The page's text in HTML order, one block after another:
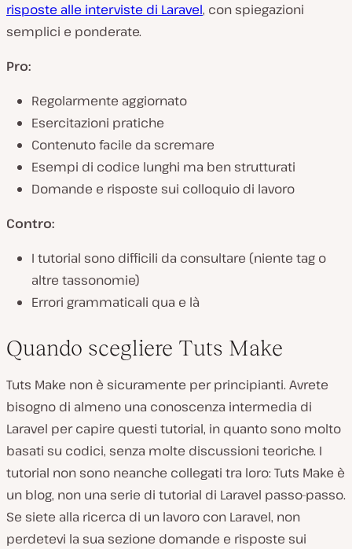
risposte alle interviste di Laravel, con spiegazioni
semplici e ponderate.
Pro:
Regolarmente aggiornato
Esercitazioni pratiche
Contenuto facile da scremare
Esempi di codice lunghi ma ben strutturati
Domande e risposte sui colloquio di lavoro
Contro:
I tutorial sono difficili da consultare (niente tag o
altre tassonomie)
Errori grammaticali qua e là
Quando scegliere Tuts Make
Tuts Make non è sicuramente per principianti. Avrete
bisogno di almeno una conoscenza intermedia di
Laravel per capire questi tutorial, in quanto sono molto
basati su codici, senza molte discussioni teoriche. I
tutorial non sono neanche collegati tra loro: Tuts Make è
un blog, non una serie di tutorial di Laravel passo-passo.
Se siete alla ricerca di un lavoro con Laravel, non
perdetevi la sua sezione domande e risposte sui